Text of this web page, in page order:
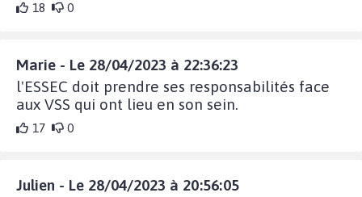
18 0
Marie - Le 28/04/2023 à 22:36:23
l'ESSEC doit prendre ses responsabilités face
aux VSS qui ont lieu en son sein.
17 0
Julien - Le 28/04/2023 à 20:56:05